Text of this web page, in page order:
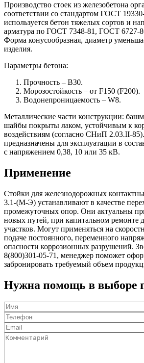
Производство стоек из железобетона
соответствии со стандартом ГОСТ
используется бетон тяжелых сортов и
арматура по ГОСТ 7348-81, ГОСТ 6727-
Форма конусообразная, диаметр
изделия.
Параметры бетона:
Прочность – В30.
Морозостойкость – от F150 (F200).
Водонепроницаемость – W8.
Металлические части конструкции:
шайбы покрыты лаком, устойчивым к
воздействиям (согласно СНиП 2.03.II-
предназначены для эксплуатации в
с напряжением 0,38, 10 или 35 кВ.
Применение
Стойки для железнодорожных
3.1-(М-Э) устанавливают в качестве
промежуточных опор. Они актуальны
новых путей, при капитальном ремонте
участков. Могут применяться на
подаче постоянного, переменного
опасности коррозионных разрушений.
8(800)301-05-71, менеджер поможет
забронировать требуемый объем
Нужна помощь в выборе